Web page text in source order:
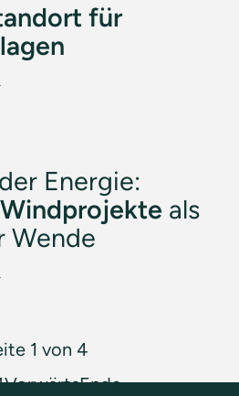
für
ideale Standort für
Energie:
als
Wende
Zukunft der Energie:
1 von 4
VorwärtsEnde